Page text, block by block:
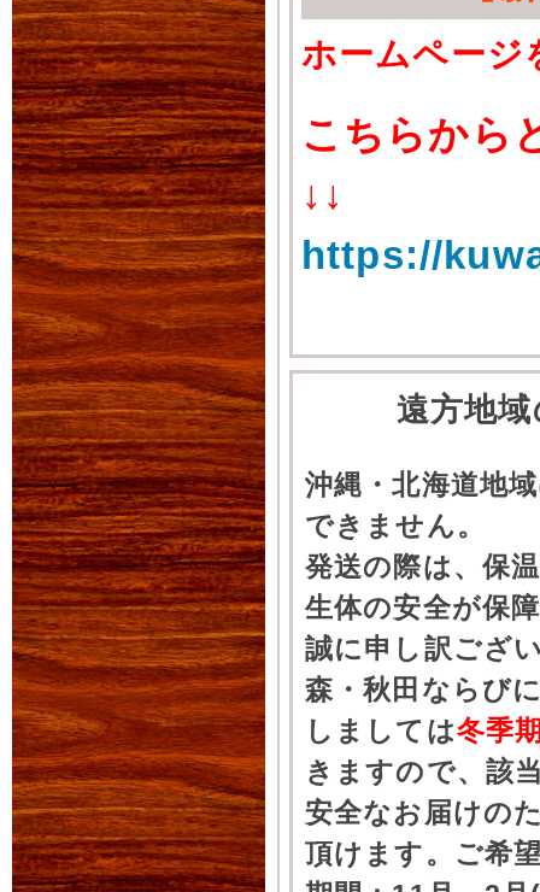
ホームページ
こちらから
↓↓
https://
遠方地
沖縄・北海道地
できません。
発送の際は、保
生体の安全が保
誠に申し訳ござ
森・秋田ならび
しましては冬季
きますので、該
安全なお届けの
頂けます。ご希